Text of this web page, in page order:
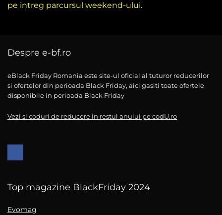
pe intreg parcursul weekend-ului.
Despre e-bf.ro
eBlack Friday Romania este site-ul oficial al tuturor reducerilor
si ofertelor din perioada Black Friday, aici gasiti toate ofertele
disponibile in perioada Black Friday
Vezi si coduri de reducere in restul anului pe codU.ro
Top magazine BlackFriday 2024
Evomag